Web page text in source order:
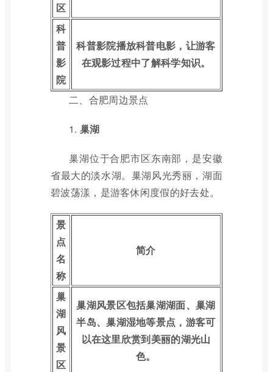
区
科
普
影
院
科普影院播放科普电影，让游客
在观影过程中了解科学知识。
二、合肥周边景点
1. 巢湖
巢湖位于合肥市区东南部，是安徽
省最大的淡水湖。巢湖风光秀丽，湖面
碧波荡漾，是游客休闲度假的好去处。
景
点
名
称
简介
巢
湖
风
景
区
巢湖风景区包括巢湖湖面、巢湖
半岛、巢湖湿地等景点，游客可
以在这里欣赏到美丽的湖光山
色。